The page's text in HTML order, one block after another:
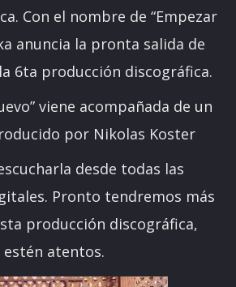
Con el nombre de “Empezar
anuncia la pronta salida de
6ta producción discográfica.
viene acompañada de un
por Nikolas Koster
desde todas las
Pronto tendremos más
producción discográfica,
estén atentos.